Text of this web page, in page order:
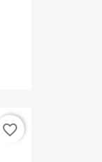
favorite_border